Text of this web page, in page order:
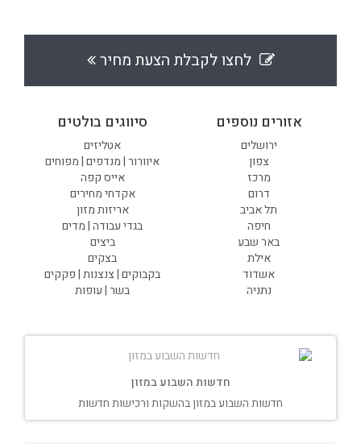
לחצו לקבלת הצעת מחיר
סיווגים בולטים
אטליזים
איוורור | מנדפים | מפוחים
אייס קפה
אקדחי מחירים
אריזות מזון
בגדי עבודה | מדים
ביצים
בצקים
בקבוקים | צנצנות | פקקים
בשר | עופות
אזורים נוספים
ירושלים
צפון
מרכז
דרום
תל אביב
חיפה
באר שבע
אילת
אשדוד
נתניה
חדשות השבוע במזון
חדשות השבוע במזון בהשקות ורכישות חדשות